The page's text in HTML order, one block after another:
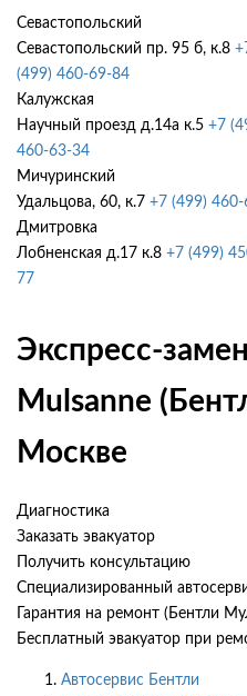
Севастопольский
Севастопольский пр. 95 б, к.8
(499) 460-69-84
Калужская
Научный проезд д.14а к.5 +7
460-63-34
Мичуринский
Удальцова, 60, к.7 +7 (499)
Дмитровка
Лобненская д.17 к.8 +7 (499)
77
Экспресс-
Mulsanne
Москве
Диагностика
Заказать эвакуатор
Получить консультацию
Специализированный
Гарантия на ремонт (Бентли
Бесплатный эвакуатор при
Автосервис Бентли